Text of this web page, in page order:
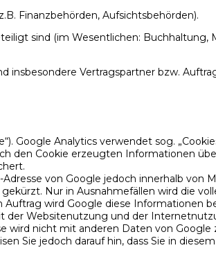
Finanzbehörden, Aufsichtsbehörden).
sind (im Wesentlichen:
insbesondere Vertragspartner bzw.
Google Analytics verwendet sog.
den Cookie erzeugten Informationen
von Google jedoch innerhalb von
Nur in Ausnahmefällen wird die
wird Google diese Informationen
Websitenutzung und der
nicht mit anderen Daten von
Sie jedoch darauf hin, dass Sie in